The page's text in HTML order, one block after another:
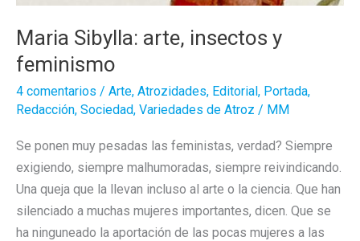
Maria Sibylla: arte, insectos y
feminismo
4 comentarios / Arte, Atrozidades, Editorial , Portada,
Redacción, Sociedad, Variedades de Atroz / MM
Se ponen muy pesadas las feministas, verdad? Siempre
exigiendo, siempre malhumoradas, siempre reivindicando.
Una queja que la llevan incluso al arte o la ciencia. Que han
silenciado a muchas mujeres importantes, dicen. Que se
ha ninguneado la aportación de las pocas mujeres a las